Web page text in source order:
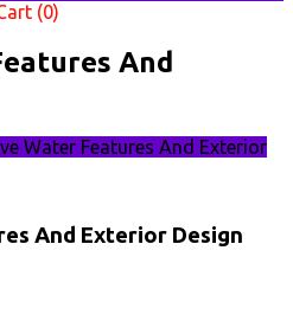
(0)
And
Water Features And Exterior
And Exterior Design